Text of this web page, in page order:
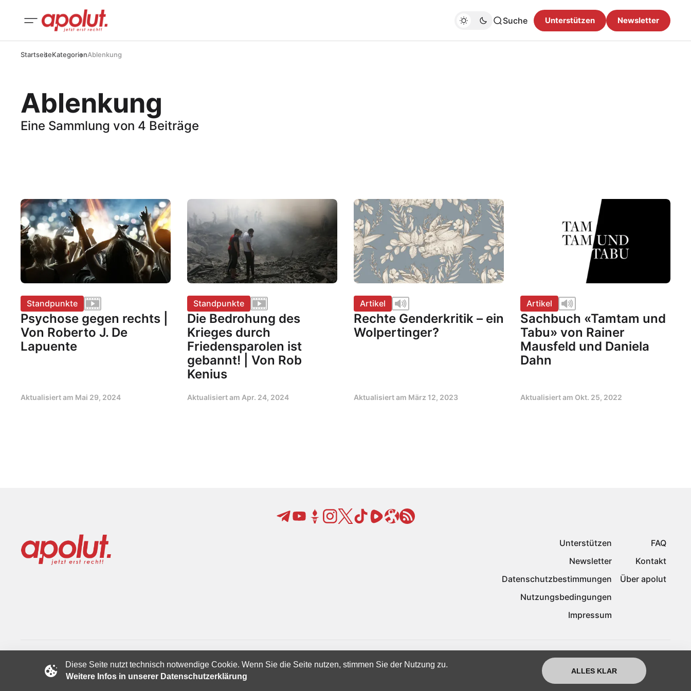
Suche Unterstützen Newsletter
StartseiteKategorienAblenkung
Ablenkung
Eine Sammlung von 4 Beiträge
Standpunkte
Psychose gegen rechts |
Von Roberto J. De
Lapuente
Aktualisiert am Mai 29, 2024
Standpunkte
Die Bedrohung des
Krieges durch
Friedensparolen ist
gebannt! | Von Rob
Kenius
Aktualisiert am Apr. 24, 2024
Artikel
Rechte Genderkritik – ein
Wolpertinger?
Aktualisiert am März 12, 2023
Artikel
Sachbuch «Tamtam und
Tabu» von Rainer
Mausfeld und Daniela
Dahn
Aktualisiert am Okt. 25, 2022
Unterstützen
Newsletter
Datenschutzbestimmungen
Nutzungsbedingungen
Impressum
FAQ
Kontakt
Über apolut
Copyright © 2024 apolut | Jetzt erst recht!. Published apolut Creatives Ltd.
Diese Seite nutzt technisch notwendige Cookie. Wenn Sie die Seite nutzen, stimmen Sie der Nutzung zu.
Weitere Infos in unserer Datenschutzerklärung
ALLES KLAR